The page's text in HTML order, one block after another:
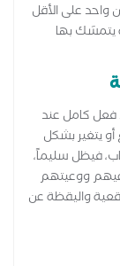
واحد على الأقل
يتمسَك بها
فعل كامل عند
أو يتغير بشكل
فيظل سليماً،
ووعيتهم
واليقظة عن